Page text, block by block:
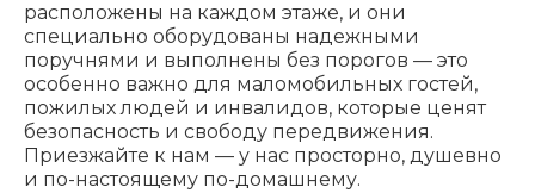
расположены на каждом этаже, и они
специально оборудованы надежными
поручнями и выполнены без порогов — это
особенно важно для маломобильных гостей,
пожилых людей и инвалидов, которые ценят
безопасность и свободу передвижения.
Приезжайте к нам — у нас просторно, душевно
и по-настоящему по-домашнему.